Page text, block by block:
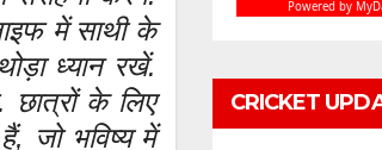
में साथी के
ध्यान रखें.
छात्रों के लिए
जो भविष्य में
CRICKET